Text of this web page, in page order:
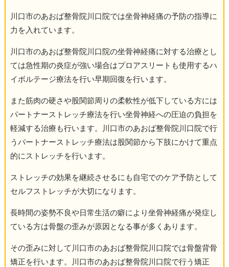
川口市のあおば整骨院川口院では坐骨神経痛の予防の指導に
力を入れています。
川口市のあおば整骨院川口院の坐骨神経痛に対する治療とし
ては急性期の炎症が強い場合はプロアスリートも使用するハ
イボルテージ療法を行い早期回復を行います。
また筋肉の硬さや股関節周りの柔軟性が低下している方には
パートナーストレッチ療法を行い坐骨神経への圧迫の負担を
軽減する治療も行います。川口市のあおば整骨院川口院で行
うパートナーストレッチ療法は股関節から下肢にかけて重点
的にストレッチを行います。
ストレッチの効果を継続させるにも自宅でのケア予防として
セルフストレッチが大切になります。
長時間の姿勢不良や日常生活の癖により坐骨神経痛が発症し
ている方は骨盤の歪みが原因となる事が多くあります。
その歪みに対して川口市のあおば整骨院川口院では骨盤背骨
矯正を行います。川口市のあおば整骨院川口院で行う矯正